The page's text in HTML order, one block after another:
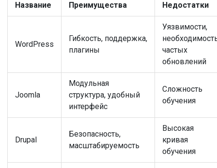
Название Преимущества Недостатки
WordPress
Гибкость, поддержка,
плагины
Уязвимости,
частых
обновлений
Joomla
Модульная
структура, удобный
интерфейс
Сложность
обучения
Drupal
Безопасность,
масштабируемость
Высокая
кривая
обучения